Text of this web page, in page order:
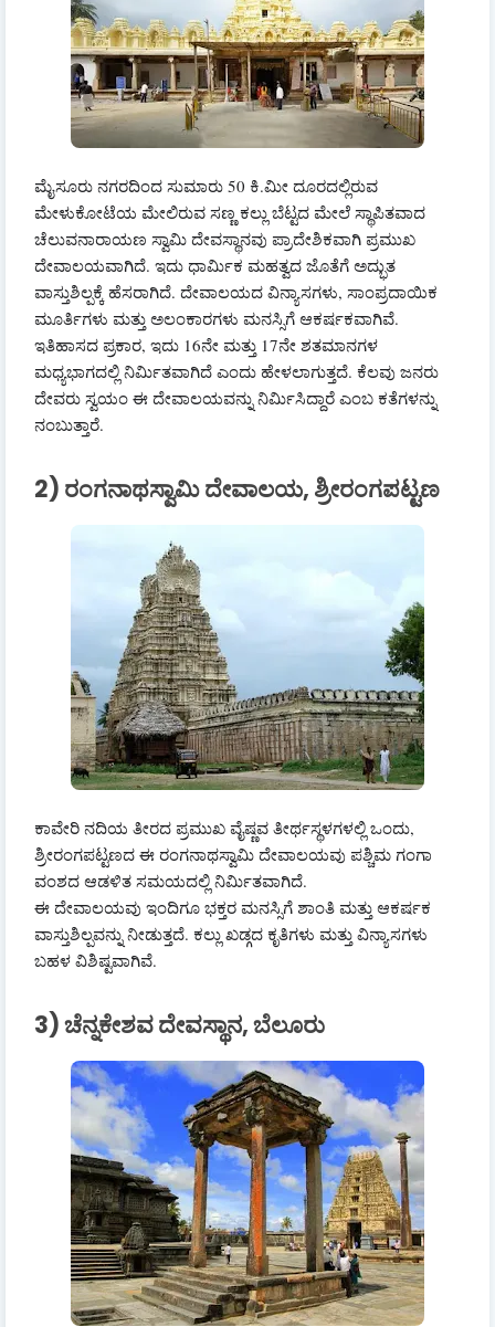
ಮೈಸೂರು ನಗರದಿಂದ ಸುಮಾರು 50 ಕಿ.ಮೀ ದೂರದಲ್ಲಿರುವ
ಮೇಳುಕೋಟೆಯ ಮೇಲಿರುವ ಸಣ್ಣ ಕಲ್ಲು ಬೆಟ್ಟದ ಮೇಲೆ ಸ್ಥಾಪಿತವಾದ
ಚೆಲುವನಾರಾಯಣ ಸ್ವಾಮಿ ದೇವಸ್ಥಾನವು ಪ್ರಾದೇಶಿಕವಾಗಿ ಪ್ರಮುಖ
ದೇವಾಲಯವಾಗಿದೆ. ಇದು ಧಾರ್ಮಿಕ ಮಹತ್ವದ ಜೊತೆಗೆ ಅದ್ಭುತ
ವಾಸ್ತುಶಿಲ್ಪಕ್ಕೆ ಹೆಸರಾಗಿದೆ. ದೇವಾಲಯದ ವಿನ್ಯಾಸಗಳು, ಸಾಂಪ್ರದಾಯಿಕ
ಮೂರ್ತಿಗಳು ಮತ್ತು ಅಲಂಕಾರಗಳು ಮನಸ್ಸಿಗೆ ಆಕರ್ಷಕವಾಗಿವೆ.
ಇತಿಹಾಸದ ಪ್ರಕಾರ, ಇದು 16ನೇ ಮತ್ತು 17ನೇ ಶತಮಾನಗಳ
ಮಧ್ಯಭಾಗದಲ್ಲಿ ನಿರ್ಮಿತವಾಗಿದೆ ಎಂದು ಹೇಳಲಾಗುತ್ತದೆ. ಕೆಲವು ಜನರು
ದೇವರು ಸ್ವಯಂ ಈ ದೇವಾಲಯವನ್ನು ನಿರ್ಮಿಸಿದ್ದಾರೆ ಎಂಬ ಕತೆಗಳನ್ನು
ನಂಬುತ್ತಾರೆ.
2) ರಂಗನಾಥಸ್ವಾಮಿ ದೇವಾಲಯ, ಶ್ರೀರಂಗಪಟ್ಟಣ
ಕಾವೇರಿ ನದಿಯ ತೀರದ ಪ್ರಮುಖ ವೈಷ್ಣವ ತೀರ್ಥಸ್ಥಳಗಳಲ್ಲಿ ಒಂದು,
ಶ್ರೀರಂಗಪಟ್ಟಣದ ಈ ರಂಗನಾಥಸ್ವಾಮಿ ದೇವಾಲಯವು ಪಶ್ಚಿಮ ಗಂಗಾ
ವಂಶದ ಆಡಳಿತ ಸಮಯದಲ್ಲಿ ನಿರ್ಮಿತವಾಗಿದೆ.
ಈ ದೇವಾಲಯವು ಇಂದಿಗೂ ಭಕ್ತರ ಮನಸ್ಸಿಗೆ ಶಾಂತಿ ಮತ್ತು ಆಕರ್ಷಕ
ವಾಸ್ತುಶಿಲ್ಪವನ್ನು ನೀಡುತ್ತದೆ. ಕಲ್ಲು ಖಡ್ಗದ ಕೃತಿಗಳು ಮತ್ತು ವಿನ್ಯಾಸಗಳು
ಬಹಳ ವಿಶಿಷ್ಟವಾಗಿವೆ.
3) ಚೆನ್ನಕೇಶವ ದೇವಸ್ಥಾನ, ಬೆಲೂರು